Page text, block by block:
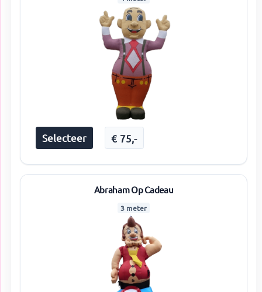
Selecteer € 75,-
Abraham Op Cadeau
3 meter